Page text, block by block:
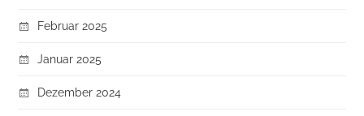
Februar 2025
Januar 2025
Dezember 2024